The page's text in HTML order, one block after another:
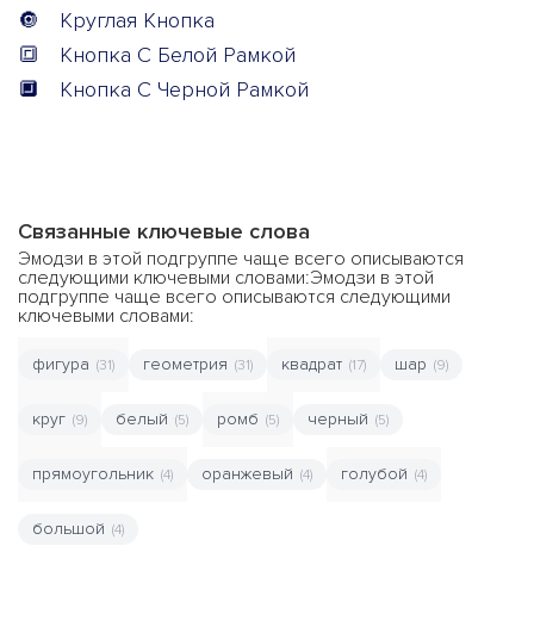
🔘
Круглая Кнопка
🔳
Кнопка С Белой Рамкой
🔲
Кнопка С Черной Рамкой
Связанные ключевые слова
Эмодзи в этой подгруппе чаще всего описываются
следующими ключевыми словами:Эмодзи в этой
подгруппе чаще всего описываются следующими
ключевыми словами:
фигура (31) геометрия (31) квадрат (17) шар (9)
круг (9) белый (5) ромб (5) черный (5)
прямоугольник (4) оранжевый (4) голубой (4)
большой (4)